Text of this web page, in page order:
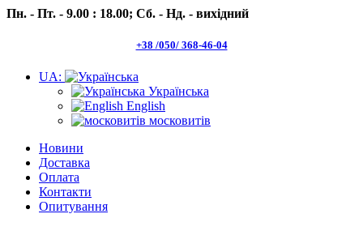
Пн. - Пт. - 9.00 : 18.00; Сб. - Нд. - вихідний
+38 /050/ 368-46-04
UA:
Українська
English
московитів
Новини
Доставка
Оплата
Контакти
Опитування